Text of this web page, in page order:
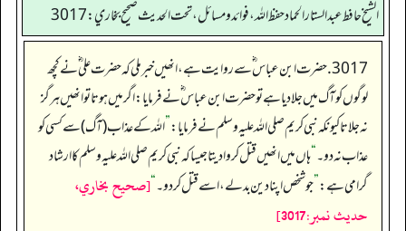
الشيخ حافط عبدالستار الحماد حفظ الله، فوائد و مسائل، تحت الحديث صحيح بخاري:3017
3017. حضرت ابن عباس ؓسے روایت ہے، انھیں خبر ملی کہ حضرت علی ؓنے کچھ
لوگوں کو آگ میں جلادیا ہے توحضرت ابن عباس ؓنے فرمایا: اگر میں ہوتا تو انھیں ہرگز
نہ جلاتا کیونکہ نبی کریم صلی اللہ علیہ وسلم نے فرمایا:”اللہ کے عذاب (آگ) سے کسی کو
عذاب نہ دو۔“ہاں میں انھیں قتل کروا دیتا جیسا کہ نبی کریم صلی اللہ علیہ وسلم کا ارشاد
گرامی ہے:”جو شخص اپنا دین بدلے، اسے قتل کردو۔“[صحيح بخاري،
حديث نمبر:3017]